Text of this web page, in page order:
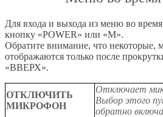
Для входа и выхода из меню во
кнопку «POWER» или «M».
Обратите внимание, что некоторые,
отображаются только после
«ВВЕРХ».
ОТКЛЮЧИТЬ
МИКРОФОН
Отключает
Выбор этого
обратно